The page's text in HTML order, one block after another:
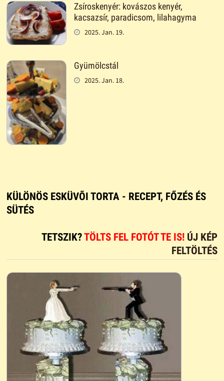
Zsíroskenyér: kovászos kenyér,
kacsazsír, paradicsom, lilahagyma
2025. Jan. 19.
Gyümölcstál
2025. Jan. 18.
KÜLÖNÖS ESKÜVÕI TORTA - RECEPT, FŐZÉS ÉS
SÜTÉS
TETSZIK?TÖLTS FEL FOTÓT TE IS! ÚJ KÉP
FELTÖLTÉS